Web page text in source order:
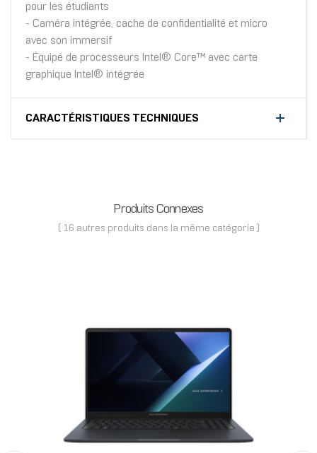
pour les étudiants
- Caméra intégrée, cache de confidentialité et micro
avec son immersif
- Équipé de processeurs Intel® Core™ avec carte
graphique Intel® intégrée
CARACTÉRISTIQUES TECHNIQUES
Produits Connexes
( 16 autres produits dans la même catégorie )